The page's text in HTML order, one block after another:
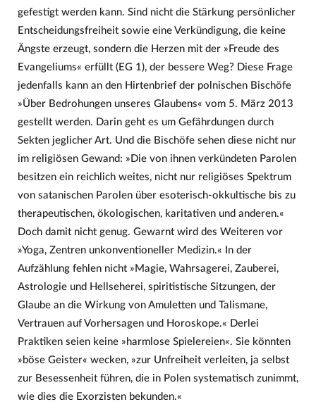
gefestigt werden kann. Sind nicht die Stärkung persönlicher
Entscheidungsfreiheit sowie eine Verkündigung, die keine
Ängste erzeugt, sondern die Herzen mit der »Freude des
Evangeliums« erfüllt (EG 1), der bessere Weg? Diese Frage
jedenfalls kann an den Hirtenbrief der polnischen Bischöfe
»Über Bedrohungen unseres Glaubens« vom 5. März 2013
gestellt werden. Darin geht es um Gefährdungen durch
Sekten jeglicher Art. Und die Bischöfe sehen diese nicht nur
im religiösen Gewand: »Die von ihnen verkündeten Parolen
besitzen ein reichlich weites, nicht nur religiöses Spektrum
von satanischen Parolen über esoterisch-okkultische bis zu
therapeutischen, ökologischen, karitativen und anderen.«
Doch damit nicht genug. Gewarnt wird des Weiteren vor
»Yoga, Zentren unkonventioneller Medizin.« In der
Aufzählung fehlen nicht »Magie, Wahrsagerei, Zauberei,
Astrologie und Hellseherei, spiritistische Sitzungen, der
Glaube an die Wirkung von Amuletten und Talismane,
Vertrauen auf Vorhersagen und Horoskope.« Derlei
Praktiken seien keine »harmlose Spielereien«. Sie könnten
»böse Geister« wecken, »zur Unfreiheit verleiten, ja selbst
zur Besessenheit führen, die in Polen systematisch zunimmt,
wie dies die Exorzisten bekunden.«